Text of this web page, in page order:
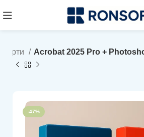
Acrobat 2025 Pro +
-47%